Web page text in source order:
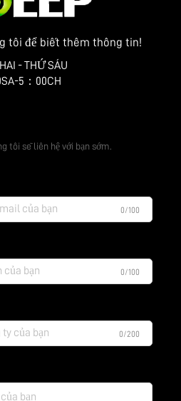
tôi để biết thêm thông tin!
- THỨ SÁU
5：00CH
tôi sẽ liên hệ với bạn sớm.
0/100
0/100
0/200